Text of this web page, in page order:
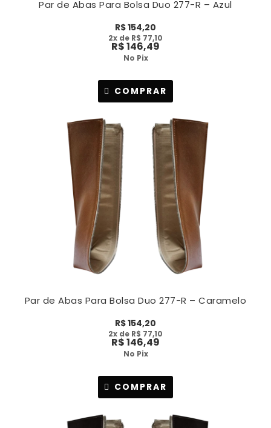
Par de Abas Para Bolsa Duo 277-R – Azul
R$146,49
No Pix
R$154,20
2x de R$ 77,10
COMPRAR
Par de Abas Para Bolsa Duo 277-R – Caramelo
R$146,49
No Pix
R$154,20
2x de R$ 77,10
COMPRAR